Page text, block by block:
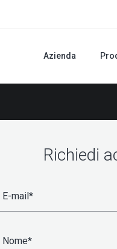
Azienda
Richiedi